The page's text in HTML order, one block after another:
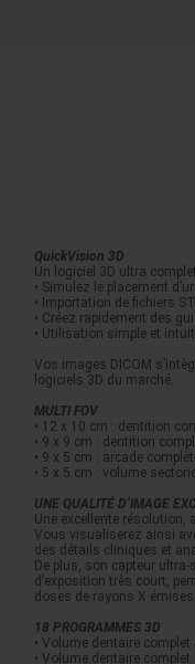
QuickVision 3D
Un logiciel 3D ultra
• Simulez le placement
• Importation de fichiers
• Créez rapidement des
• Utilisation simple et
Vos images DICOM
logiciels 3D du marché.
MULTI FOV
• 12 x 10 cm : dentition
• 9 x 9 cm : dentition
• 9 x 5 cm : arcade
• 5 x 5 cm : volume
UNE QUALITÉ D’IMAGE
Une excellente résolution,
Vous visualiserez ainsi
des détails cliniques et
De plus, son capteur
d’exposition très court,
doses de rayons X émises.
18 PROGRAMMES 3D
• Volume dentaire
• Volume dentaire complet